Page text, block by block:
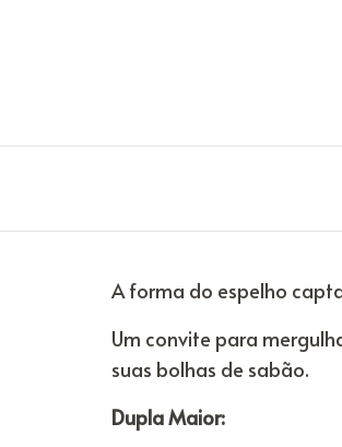
A forma do espelho
Um convite para
suas bolhas de sabão.
Dupla Maior: